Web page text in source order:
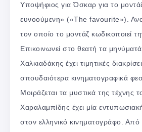
Υποψήφιος για Όσκαρ για το
ευνοούμενη» («The favourite»).
τον οποίο το μοντάζ κωδικοποιεί
Επικοινωνεί στο θεατή τα
Χαλκιαδάκης έχει τιμητικές
σπουδαιότερα κινηματογραφικά
Μοιράζεται τα μυστικά της τέχνης
Χαραλαμπίδης έχει μία
στον ελληνικό κινηματογράφο. Από